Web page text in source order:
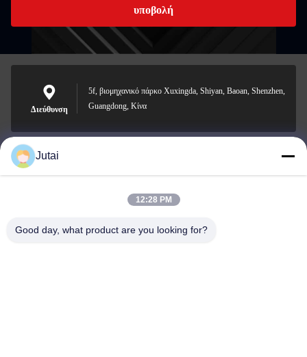
υποβολή
Διεύθυνση
5f, βιομηχανικό πάρκο Xuxingda, Shiyan, Baoan, Shenzhen,
Guangdong, Κίνα
jutaisales18@gmail.com
Jutai
12:28 PM
Good day, what product are you looking for?